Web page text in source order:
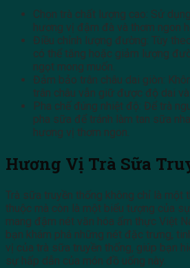
Chọn trà chất lượng cao: Sử
hương vị đậm đà và thơm ngon
Điều chỉnh lượng đường: Tùy
có thể tăng hoặc giảm lượng
ngọt mong muốn.
Đảm bảo trân châu dai giòn:
trân châu vẫn giữ được độ dai
Pha chế đúng nhiệt độ: Để trà
pha sữa để tránh làm tan sữa
hương vị thơm ngon.
Hương Vị Trà Sữa
Trà sữa truyền thống không chỉ là một
thuộc mà còn là một biểu tượng của
mang đậm nét văn hóa ẩm thực Việt
bạn khám phá những nét đặc trưng,
vị của trà sữa truyền thống, giúp bạn
sự hấp dẫn của món đồ uống này.